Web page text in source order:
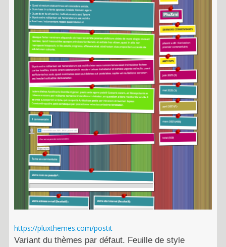
https://pluxthemes.com/postit
Variant du thèmes par défaut. Feuille de style